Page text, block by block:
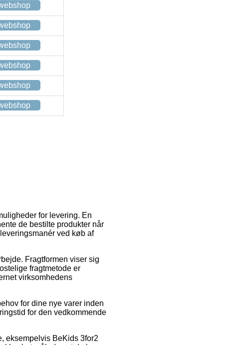
for levering. En
de bestilte produkter når
ved køb af
Fragtformen viser sig
fragtmetode er
virksomhedens
for dine nye varer inden
for den vedkommende
eksempelvis BeKids 3for2